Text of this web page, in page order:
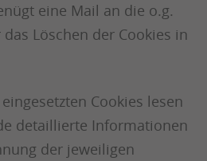
eine Mail an die o.g.
Löschen der Cookies in
Cookies lesen
detaillierte Informationen
der jeweiligen